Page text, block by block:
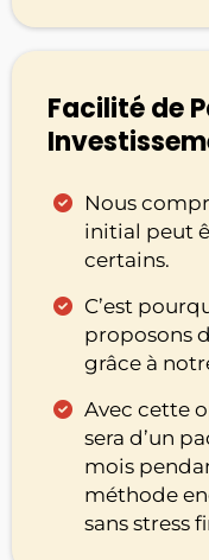
Facilité de
Nous
initial peut
certains.
C’est
proposons
grâce à
Avec cette
sera d’un
mois
méthode
sans stress